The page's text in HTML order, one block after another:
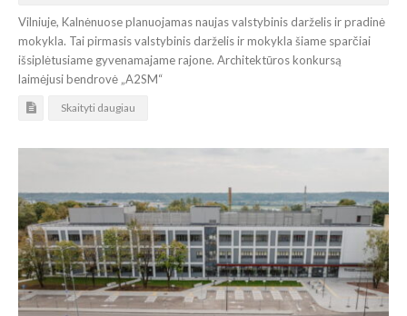
Vilniuje, Kalnėnuose planuojamas naujas valstybinis darželis ir pradinė
mokykla. Tai pirmasis valstybinis darželis ir mokykla šiame sparčiai
išsiplėtusiame gyvenamajame rajone. Architektūros konkursą
laimėjusi bendrovė „A2SM“
Skaityti daugiau